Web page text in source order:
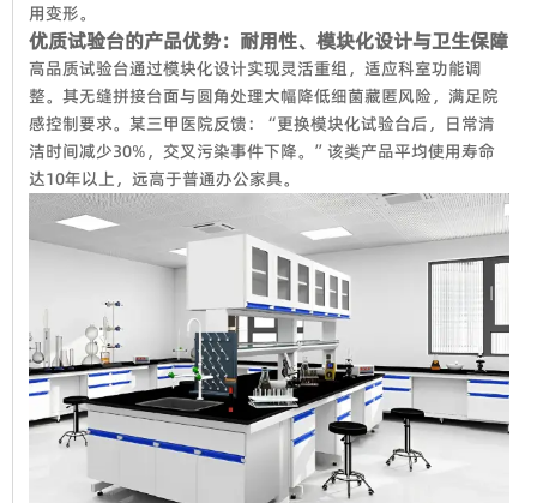
用变形。
优质试验台的产品优势：耐用性、模块化设计与卫生保障
高品质试验台通过模块化设计实现灵活重组，适应科室功能调
整。其无缝拼接台面与圆角处理大幅降低细菌藏匿风险，满足院
感控制要求。某三甲医院反馈：“更换模块化试验台后，日常清
洁时间减少30%，交叉污染事件下降。”该类产品平均使用寿命
达10年以上，远高于普通办公家具。